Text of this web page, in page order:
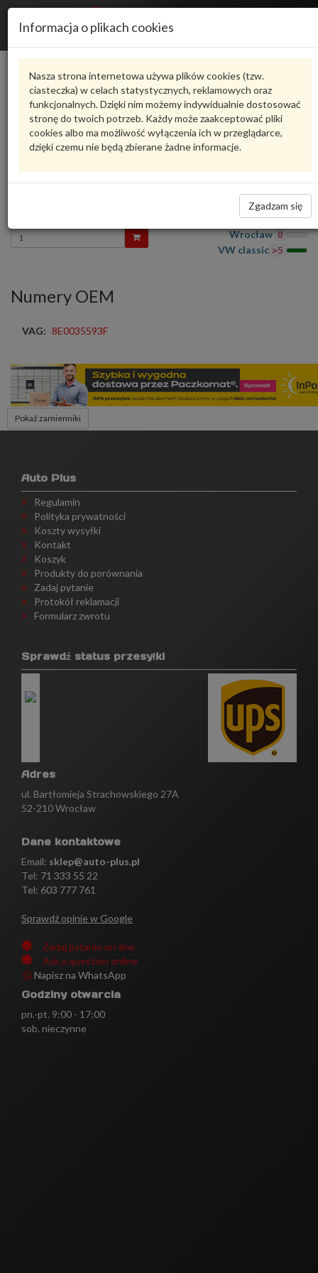
Informacja o plikach cookies
Nasza strona internetowa używa plików cookies (tzw.
ciasteczka) w celach statystycznych, reklamowych oraz
funkcjonalnych. Dzięki nim możemy indywidualnie dostosować
stronę do twoich potrzeb. Każdy może zaakceptować pliki
cookies albo ma możliwość wyłączenia ich w przeglądarce,
dzięki czemu nie będą zbierane żadne informacje.
Zgadzam się
Karta produktu
8E0035593FVW CLASSIC
oceń produkt
Zadaj pytanie o produkt
Część z oferty VW Classic - czas realizacji zamówienia około 14 dni
Wprowadź
ilość
Dostępność
Wrocław 0
VW classic >5
Numery OEM
VAG: 8E0035593F
Pokaż zamienniki
Auto Plus
Regulamin
Polityka prywatności
Koszty wysyłki
Kontakt
Koszyk
Produkty do porównania
Zadaj pytanie
Protokół reklamacji
Formularz zwrotu
Sprawdź status przesyłki
Adres
ul. Bartłomieja Strachowskiego 27A
52-210 Wrocław
Dane kontaktowe
Email: sklep@auto-plus.pl
Tel: 71 333 55 22
Tel: 603 777 761
Sprawdź opinie w Google
Zadaj pytanie on-line
Ask a question online
Napisz na WhatsApp
Godziny otwarcia
pn.-pt. 9:00 - 17:00
sob. nieczynne